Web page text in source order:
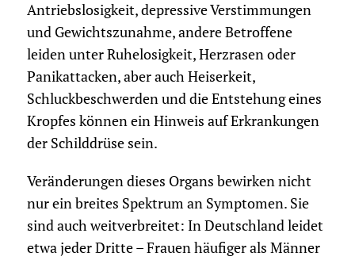
Antriebslosigkeit, depressive Verstimmungen
und Gewichtszunahme, andere Betroffene
leiden unter Ruhelosigkeit, Herzrasen oder
Panikattacken, aber auch Heiserkeit,
Schluckbeschwerden und die Entstehung eines
Kropfes können ein Hinweis auf Erkrankungen
der Schilddrüse sein.
Veränderungen dieses Organs bewirken nicht
nur ein breites Spektrum an Symptomen. Sie
sind auch weitverbreitet: In Deutschland leidet
etwa jeder Dritte – Frauen häufiger als Männer